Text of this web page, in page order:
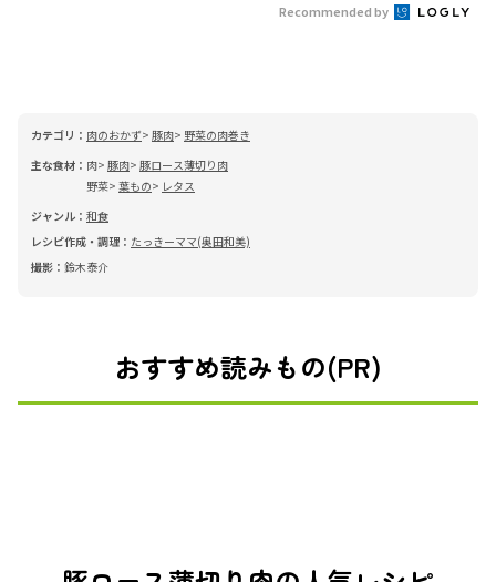
Recommended by
カテゴリ： 肉のおかず 豚肉
野菜の肉巻き
主な食材： 肉 豚肉 豚ロース薄切り肉
野菜 葉もの
レタス
ジャンル： 和食
レシピ作成・調理： たっきーママ(奥田和美)
撮影： 鈴木泰介
おすすめ読みもの(PR)